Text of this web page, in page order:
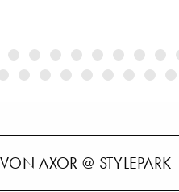
AXOR @ STYLEPARK